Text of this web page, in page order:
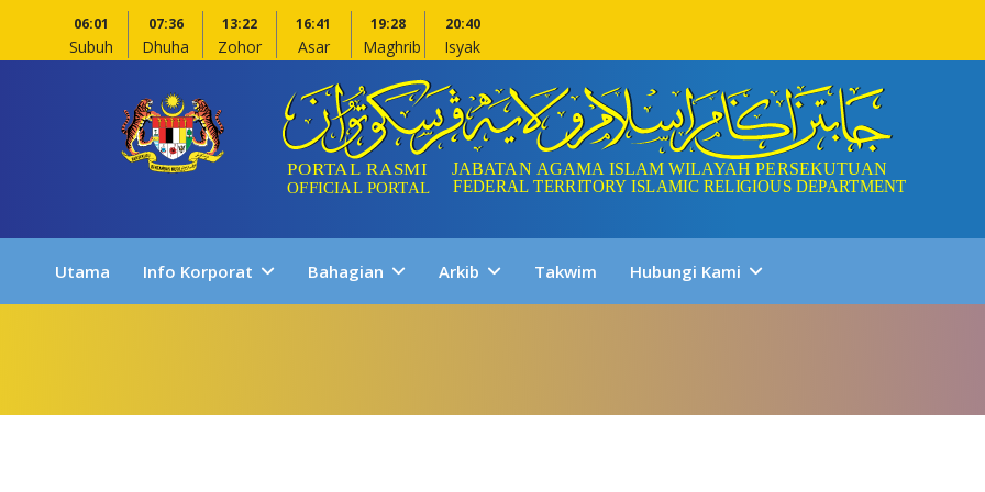
06:01
Subuh
07:36
Dhuha
13:22
Zohor
16:41
Asar
19:28
Maghrib
20:40
Isyak
Utama Info Korporat Bahagian Arkib Takwim Hubungi Kami